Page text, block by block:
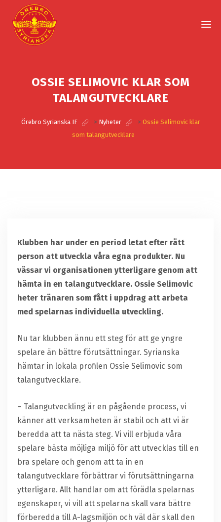
OSSIE SELIMOVIC KLAR SOM
TALANGUTVECKLARE
Örebro Syrianska IF > Nyheter > Ossie Selimovic klar
som talangutvecklare
Klubben har under en period letat efter rätt
person att utveckla våra egna produkter. Nu
vässar vi organisationen ytterligare genom att
hämta in en talangutvecklare. Ossie Selimovic
heter tränaren som fått i uppdrag att arbeta
med spelarnas individuella utveckling.
Nu tar klubben ännu ett steg för att ge yngre
spelare än bättre förutsättningar. Syrianska
hämtar in lokala profilen Ossie Selimovic som
talangutvecklare.
– Talangutveckling är en pågående process, vi
känner att verksamheten är stabil och att vi är
beredda att ta nästa steg. Vi vill erbjuda våra
spelare bästa möjliga miljö för att utvecklas till en
bra spelare och genom att ta in en
talangutvecklare förbättrar vi förutsättningarna
ytterligare. Allt handlar om att förädla spelarnas
egenskaper, vi vill att spelarna skall vara bättre
förberedda till A-lagsmiljön och väl där skall den